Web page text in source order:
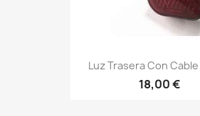
Luz Trasera Con Cable
18,00 €